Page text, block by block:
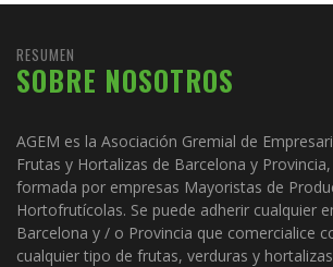
RESUMEN
SOBRE NOSOTROS
AGEM es la Asociación Gremial de
Frutas y Hortalizas de Barcelona y
formada por empresas Mayoristas de
Hortofrutícolas. Se puede adherir cualquier
Barcelona y / o Provincia que comercialice
cualquier tipo de frutas, verduras y